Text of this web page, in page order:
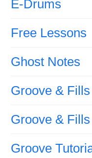
E-Drums
Free Lessons
Ghost Notes
Groove & Fills
Groove & Fills
Groove